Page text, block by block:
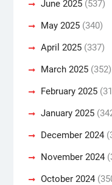
June 2025(537)
May 2025(340)
April 2025(337)
March 2025(352)
February 2025
January 2025
December 2024
November 2024
October 2024